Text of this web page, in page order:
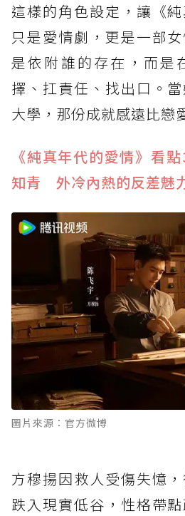
這樣的角色設定，讓《
只是愛情劇，更是一部
是依附誰的存在，而是
擇、扛責任、找出口。
大學，那份成就感遠比戀
《純真年代的愛情》看
知青 外冷內熱的反差魅
圖片來源：官方微博
方穆揚因救人受傷失憶
跌入現實低谷，性格帶